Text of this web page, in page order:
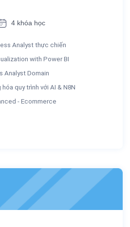
4 khóa học
Analyst thực chiến
with Power BI
Analyst Domain
quy trình với AI & N8N
- Ecommerce